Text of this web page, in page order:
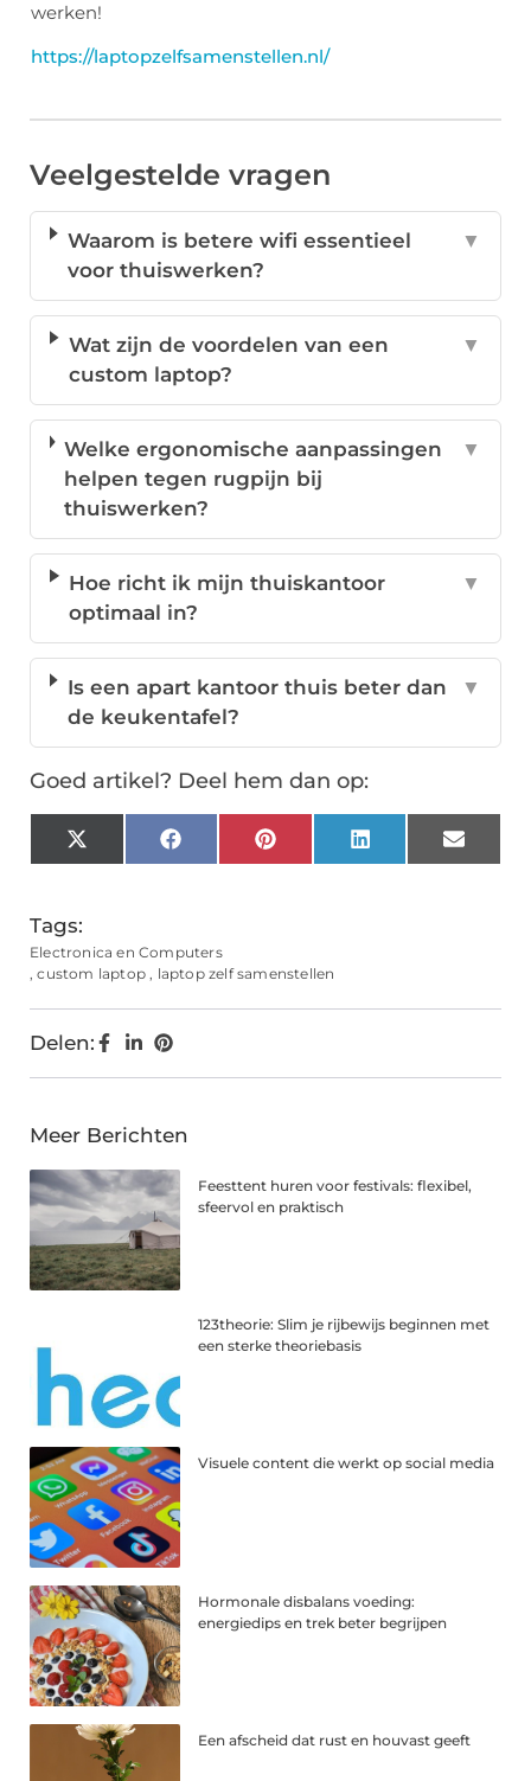
werken!
https://laptopzelfsamenstellen.nl/
Veelgestelde vragen
Waarom is betere wifi essentieel
voor thuiswerken?
▼
Wat zijn de voordelen van een
custom laptop?
▼
Welke ergonomische aanpassingen
helpen tegen rugpijn bij
thuiswerken?
▼
Hoe richt ik mijn thuiskantoor
optimaal in?
▼
Is een apart kantoor thuis beter dan
de keukentafel?
▼
Goed artikel? Deel hem dan op:
X
(Twitter)
FacebookPinterestLinkedInEmail
Tags:
Electronica en Computers
,custom laptop , laptop zelf samenstellen
Delen:
Meer Berichten
Feesttent huren voor festivals: flexibel,
sfeervol en praktisch
123theorie: Slim je rijbewijs beginnen met
een sterke theoriebasis
Visuele content die werkt op social media
Hormonale disbalans voeding:
energiedips en trek beter begrijpen
Een afscheid dat rust en houvast geeft